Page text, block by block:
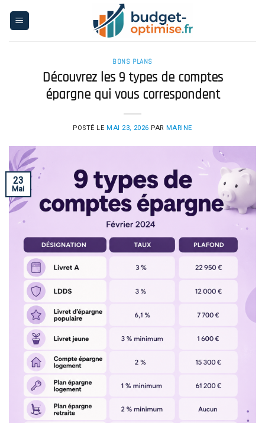
BONS PLANS
Découvrez les 9 types de comptes
épargne qui vous correspondent
POSTÉ LEMAI 23, 2026 PAR MARINE
23
Mai